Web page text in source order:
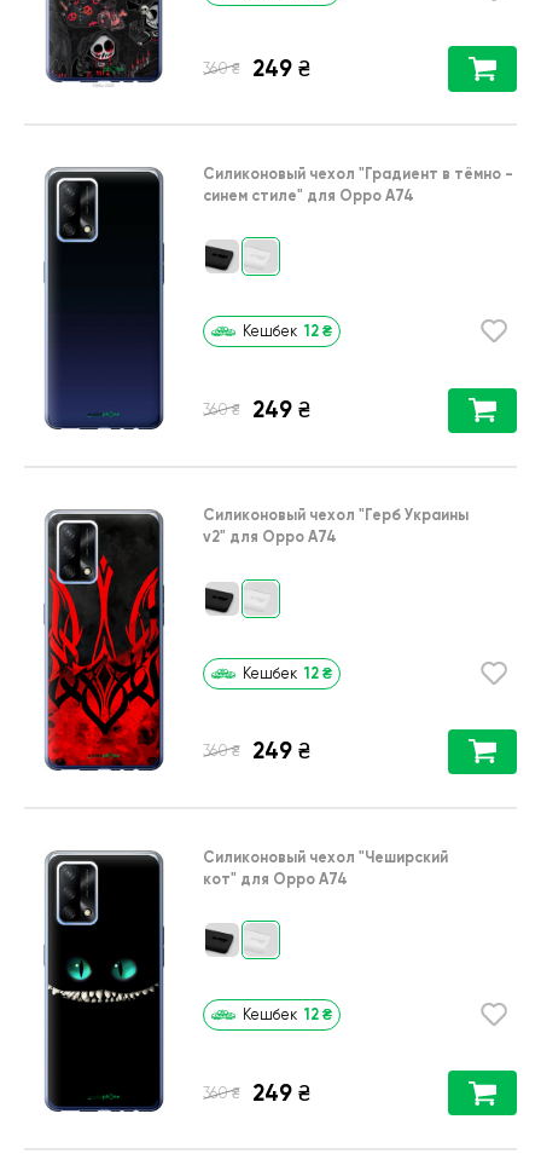
360 ₴ 249 ₴
Силиконовый чехол "Градиент в тёмно -
синем стиле" для Oppo A74
Кешбек 12 ₴
360 ₴ 249 ₴
Силиконовый чехол "Герб Украины
v2" для Oppo A74
Кешбек 12 ₴
360 ₴ 249 ₴
Силиконовый чехол "Чеширский
кот" для Oppo A74
Кешбек 12 ₴
360 ₴ 249 ₴